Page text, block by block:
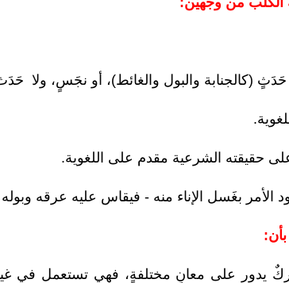
(كالجنابة والبول والغائط)، أو نجَسٍ، ولا
حقيقته الشرعية مقدم على اللغوية.
الأمر بغَسل الإناء منه - فيقاس عليه عرقه
على معانٍ مختلفةٍ، فهي تستعمل في غير